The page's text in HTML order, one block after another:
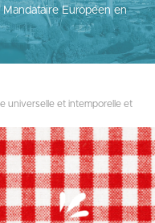
Européen en
universelle et intemporelle et